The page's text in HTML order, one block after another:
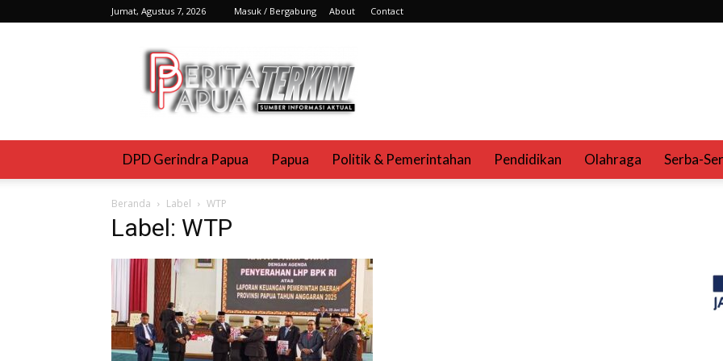
Jumat, Agustus 7, 2026 Masuk / Bergabung About Contact
Berita
Papua
Terkini
DPD Gerindra Papua Papua Politik & Pemerintahan Pendidikan Olahraga Serba-
Beranda Label WTP
Label: WTP